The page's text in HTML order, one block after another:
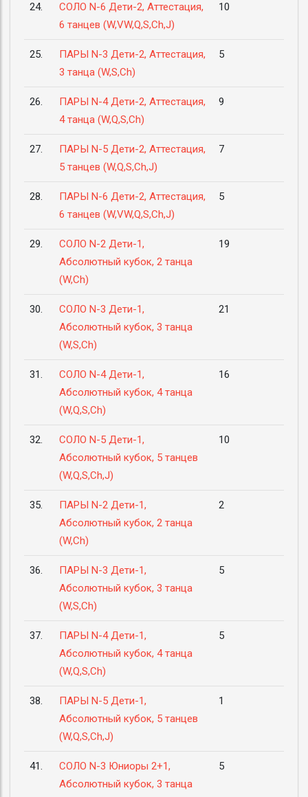
24.
СОЛО N-6 Дети-2, Аттестация,
6 танцев (W,VW,Q,S,Ch,J)
10
25.
ПАРЫ N-3 Дети-2, Аттестация,
3 танца (W,S,Ch)
5
26.
ПАРЫ N-4 Дети-2, Аттестация,
4 танца (W,Q,S,Ch)
9
27.
ПАРЫ N-5 Дети-2, Аттестация,
5 танцев (W,Q,S,Ch,J)
7
28.
ПАРЫ N-6 Дети-2, Аттестация,
6 танцев (W,VW,Q,S,Ch,J)
5
29.
СОЛО N-2 Дети-1,
Абсолютный кубок, 2 танца
(W,Ch)
19
30.
СОЛО N-3 Дети-1,
Абсолютный кубок, 3 танца
(W,S,Ch)
21
31.
СОЛО N-4 Дети-1,
Абсолютный кубок, 4 танца
(W,Q,S,Ch)
16
32.
СОЛО N-5 Дети-1,
Абсолютный кубок, 5 танцев
(W,Q,S,Ch,J)
10
35.
ПАРЫ N-2 Дети-1,
Абсолютный кубок, 2 танца
(W,Ch)
2
36.
ПАРЫ N-3 Дети-1,
Абсолютный кубок, 3 танца
(W,S,Ch)
5
37.
ПАРЫ N-4 Дети-1,
Абсолютный кубок, 4 танца
(W,Q,S,Ch)
5
38.
ПАРЫ N-5 Дети-1,
Абсолютный кубок, 5 танцев
(W,Q,S,Ch,J)
1
41.
СОЛО N-3 Юниоры 2+1,
Абсолютный кубок, 3 танца
5